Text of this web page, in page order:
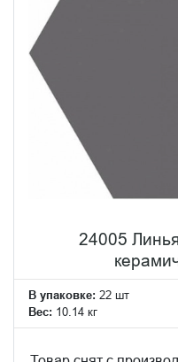
24005
В упаковке: 22 шт
Вес: 10.14 кг